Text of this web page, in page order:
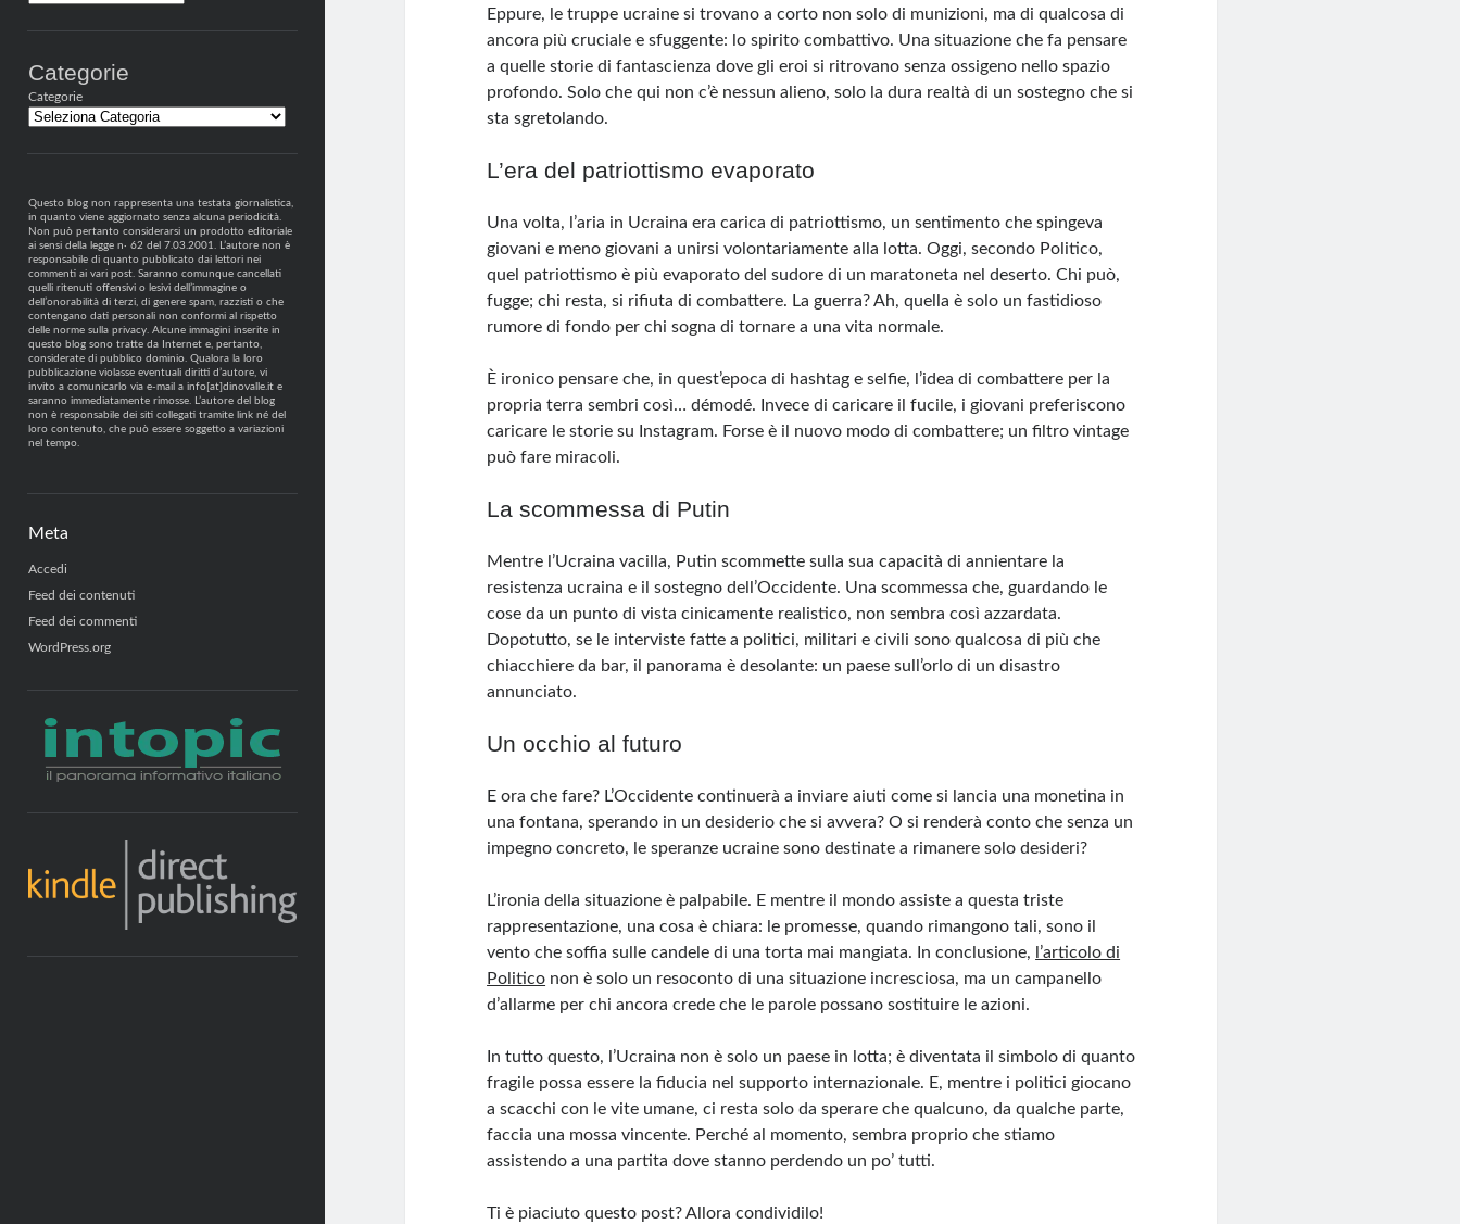
Categorie
Categorie
Questo blog non rappresenta una testata giornalistica,
in quanto viene aggiornato senza alcuna periodicità.
Non può pertanto considerarsi un prodotto editoriale
ai sensi della legge n· 62 del 7.03.2001. L’autore non è
responsabile di quanto pubblicato dai lettori nei
commenti ai vari post. Saranno comunque cancellati
quelli ritenuti offensivi o lesivi dell’immagine o
dell’onorabilità di terzi, di genere spam, razzisti o che
contengano dati personali non conformi al rispetto
delle norme sulla privacy. Alcune immagini inserite in
questo blog sono tratte da Internet e, pertanto,
considerate di pubblico dominio. Qualora la loro
pubblicazione violasse eventuali diritti d’autore, vi
invito a comunicarlo via e-mail a info[at]dinovalle.it e
saranno immediatamente rimosse. L’autore del blog
non è responsabile dei siti collegati tramite link né del
loro contenuto, che può essere soggetto a variazioni
nel tempo.
Meta
Accedi
Feed dei contenuti
Feed dei commenti
WordPress.org
Eppure, le truppe ucraine si trovano a corto non solo di munizioni, ma di qualcosa di
ancora più cruciale e sfuggente: lo spirito combattivo. Una situazione che fa pensare
a quelle storie di fantascienza dove gli eroi si ritrovano senza ossigeno nello spazio
profondo. Solo che qui non c’è nessun alieno, solo la dura realtà di un sostegno che si
sta sgretolando.
L’era del patriottismo evaporato
Una volta, l’aria in Ucraina era carica di patriottismo, un sentimento che spingeva
giovani e meno giovani a unirsi volontariamente alla lotta. Oggi, secondo Politico,
quel patriottismo è più evaporato del sudore di un maratoneta nel deserto. Chi può,
fugge; chi resta, si rifiuta di combattere. La guerra? Ah, quella è solo un fastidioso
rumore di fondo per chi sogna di tornare a una vita normale.
È ironico pensare che, in quest’epoca di hashtag e selfie, l’idea di combattere per la
propria terra sembri così… démodé. Invece di caricare il fucile, i giovani preferiscono
caricare le storie su Instagram. Forse è il nuovo modo di combattere; un filtro vintage
può fare miracoli.
La scommessa di Putin
Mentre l’Ucraina vacilla, Putin scommette sulla sua capacità di annientare la
resistenza ucraina e il sostegno dell’Occidente. Una scommessa che, guardando le
cose da un punto di vista cinicamente realistico, non sembra così azzardata.
Dopotutto, se le interviste fatte a politici, militari e civili sono qualcosa di più che
chiacchiere da bar, il panorama è desolante: un paese sull’orlo di un disastro
annunciato.
Un occhio al futuro
E ora che fare? L’Occidente continuerà a inviare aiuti come si lancia una monetina in
una fontana, sperando in un desiderio che si avvera? O si renderà conto che senza un
impegno concreto, le speranze ucraine sono destinate a rimanere solo desideri?
L’ironia della situazione è palpabile. E mentre il mondo assiste a questa triste
rappresentazione, una cosa è chiara: le promesse, quando rimangono tali, sono il
vento che soffia sulle candele di una torta mai mangiata. In conclusione,
l’articolo di
Politico non è solo un resoconto di una situazione incresciosa, ma un campanello
d’allarme per chi ancora crede che le parole possano sostituire le azioni.
In tutto questo, l’Ucraina non è solo un paese in lotta; è diventata il simbolo di quanto
fragile possa essere la fiducia nel supporto internazionale. E, mentre i politici giocano
a scacchi con le vite umane, ci resta solo da sperare che qualcuno, da qualche parte,
faccia una mossa vincente. Perché al momento, sembra proprio che stiamo
assistendo a una partita dove stanno perdendo un po’ tutti.
Ti è piaciuto questo post? Allora condividilo!